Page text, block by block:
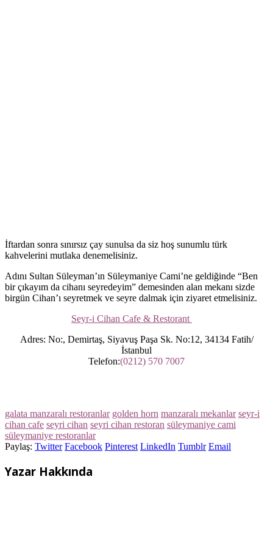
İftardan sonra sınırsız çay sunulsa da siz hoş sunumlu türk
kahvelerini mutlaka denemelisiniz.
Adını Sultan Süleyman’ın Süleymaniye Cami’ne geldiğinde “Ben
bir çıkayım da cihanı seyredeyim” demesinden alan mekanı sizde
birgün Cihan’ı seyretmek ve seyre dalmak için ziyaret etmelisiniz.
Seyr-i Cihan Cafe & Restorant
Adres: No:, Demirtaş, Siyavuş Paşa Sk. No:12, 34134 Fatih/
İstanbul
Telefon:(0212) 570 7007
galata manzaralı restoranlar golden horn manzaralı mekanlar seyr-i
cihan cafe seyri cihan seyri cihan restoran süleymaniye cami
süleymaniye restoranlar
Paylaş: Twitter Facebook Pinterest LinkedIn Tumblr Email
Yazar Hakkında